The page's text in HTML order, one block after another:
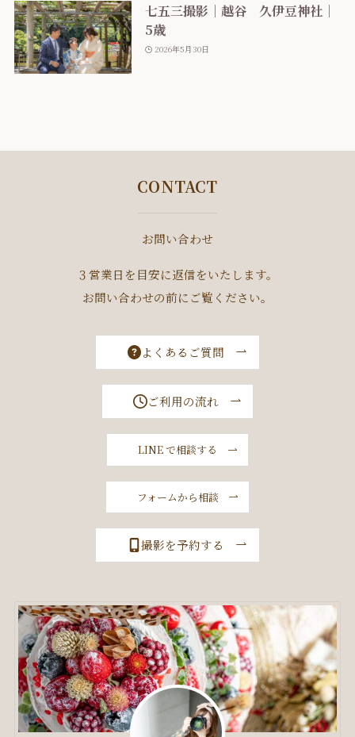
七五三撮影｜越谷 久伊豆神社｜
5歳
2026年5月30日
CONTACT
お問い合わせ
３営業日を目安に返信をいたします。
お問い合わせの前にご覧ください。
よくあるご質問
ご利用の流れ
LINE で相談する
フォームから相談
撮影を予約する